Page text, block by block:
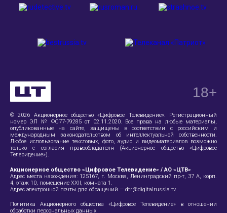
© 2026 Акционерное общество «Цифровое Телевидение». Регистрационный
номер ЭЛ № ФС77-79285 от 02.11.2020. Все права на любые материалы,
опубликованные на сайте, защищены в соответствии с российским и
международным законодательством об интеллектуальной собственности.
Любое использование текстовых, фото, аудио и видеоматериалов возможно
только с согласия правообладателя (Акционерное общество «Цифровое
Телевидение»).
Акционерное общество «Цифровое Телевидение» / АО «ЦТВ»
Адрес места нахождения: 125167, г. Москва, Ленинградский пр-т, 37 А , корп.
4, этаж 10, помещение XXII, комната 1.
Адрес электронной почты для обращений — dtr@digitalrussia.tv
Политика Акционерного общества «Цифровое Телевидение» в отношении
обработки персональных данных
18+